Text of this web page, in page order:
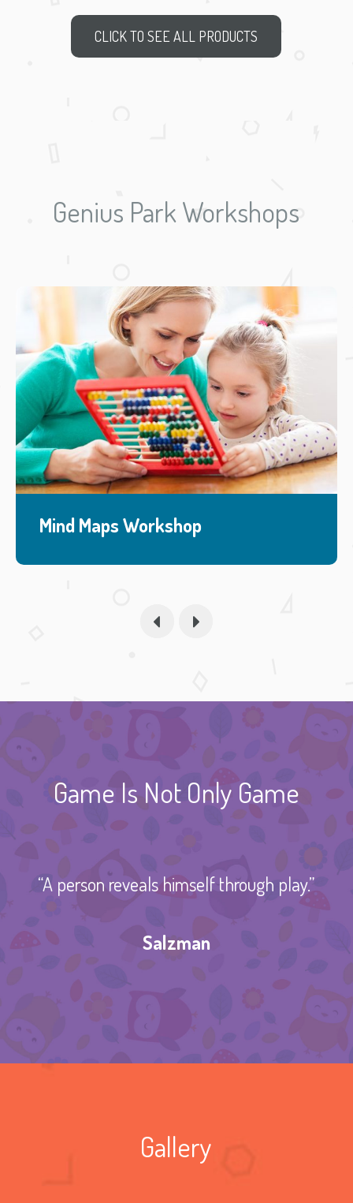
CLICK TO SEE ALL PRODUCTS
Genius Park Workshops
Mind Maps Workshop
Game Is Not Only Game
“A person reveals himself through play.”
Salzman
Gallery